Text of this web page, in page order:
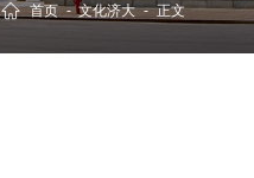
首页 - 文化济大 - 正文